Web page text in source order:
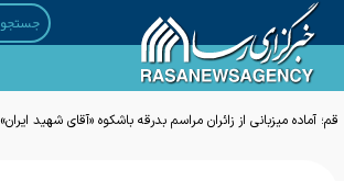
قم؛ آماده میزبانی از زائران مراسم بدرقه باشکوه «آقای شهید ایران»